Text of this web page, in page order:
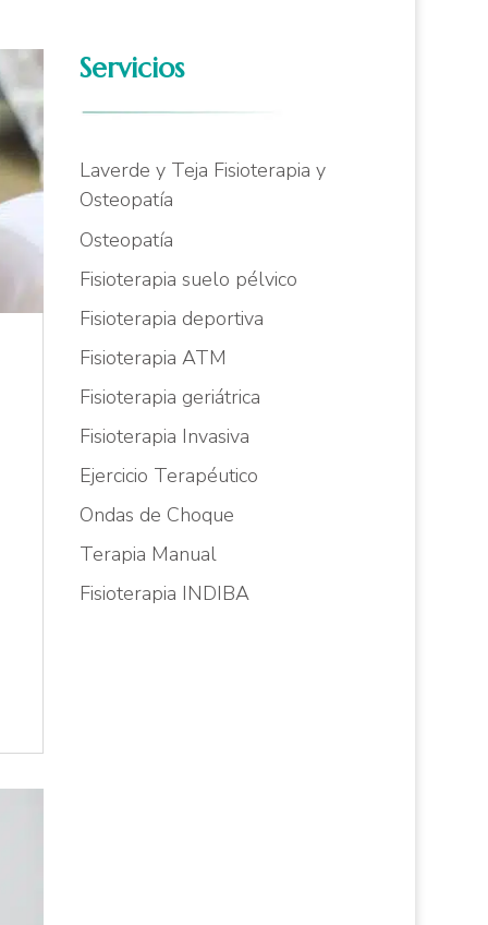
Servicios
Laverde y Teja Fisioterapia y
Osteopatía
Osteopatía
Fisioterapia suelo pélvico
Fisioterapia deportiva
Fisioterapia ATM
Fisioterapia geriátrica
Fisioterapia Invasiva
Ejercicio Terapéutico
Ondas de Choque
Terapia Manual
Fisioterapia INDIBA